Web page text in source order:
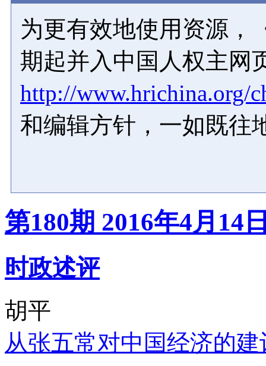
为更有效地使用资源，
期起并入中国人权主网
http://www.hrichina.org/
和编辑方针，一如既往
第180期 2016年4月14
时政述评
胡平
从张五常对中国经济的